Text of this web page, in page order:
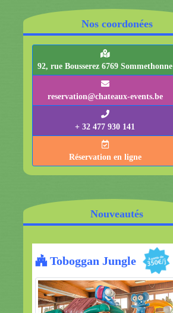
Nos coordonées
92, rue Bousserez 6769 Sommethonne
reservation@chateaux-events.be
+ 32 477 930 141
Réservation en ligne
Nouveautés
Croco Multiplay